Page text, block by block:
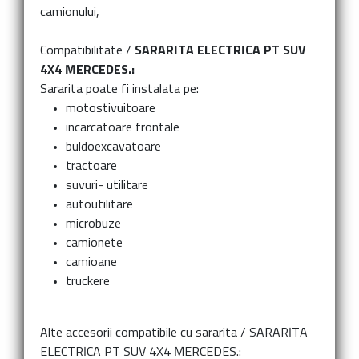
camionului,
Compatibilitate / SARARITA ELECTRICA PT SUV
4X4 MERCEDES.:
Sararita poate fi instalata pe:
motostivuitoare
incarcatoare frontale
buldoexcavatoare
tractoare
suvuri- utilitare
autoutilitare
microbuze
camionete
camioane
truckere
Alte accesorii compatibile cu sararita / SARARITA
ELECTRICA PT SUV 4X4 MERCEDES.: